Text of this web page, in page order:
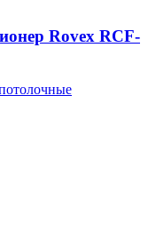
Rovex RCF-